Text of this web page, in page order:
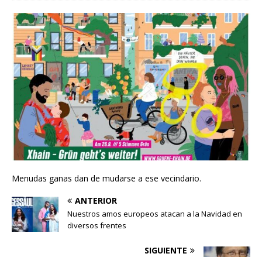
Menudas ganas dan de mudarse a ese vecindario.
ANTERIOR
Nuestros amos europeos atacan a la Navidad en
diversos frentes
SIGUIENTE